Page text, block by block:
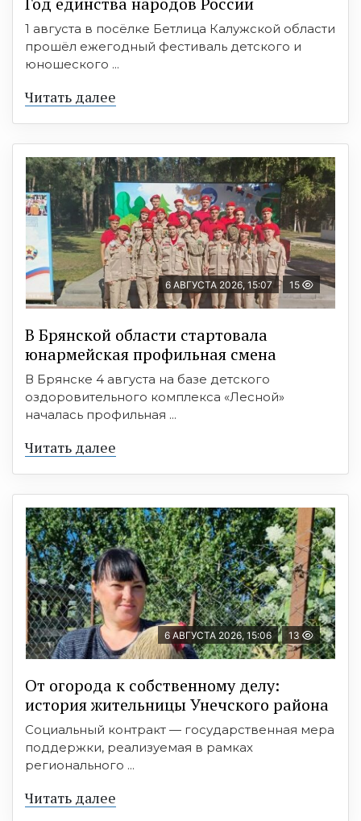
1 августа в посёлке Бетлица Калужской области
прошёл ежегодный фестиваль детского и
юношеского ...
Читать далее
6 АВГУСТА 2026, 15:07 15
В Брянской области стартовала
юнармейская профильная смена
В Брянске 4 августа на базе детского
оздоровительного комплекса «Лесной»
началась профильная ...
Читать далее
6 АВГУСТА 2026, 15:06 13
От огорода к собственному делу:
история жительницы Унечского района
Социальный контракт — государственная мера
поддержки, реализуемая в рамках
регионального ...
Читать далее